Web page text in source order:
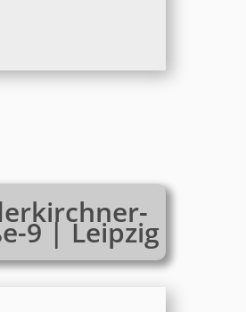
9 | Leipzig